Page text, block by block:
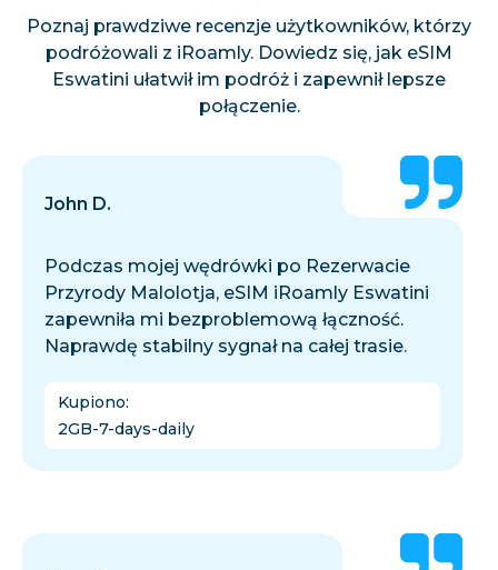
Poznaj prawdziwe recenzje użytkowników, którzy
podróżowali z iRoamly. Dowiedz się, jak eSIM
Eswatini ułatwił im podróż i zapewnił lepsze
połączenie.
John D.
Podczas mojej wędrówki po Rezerwacie
Przyrody Malolotja, eSIM iRoamly Eswatini
zapewniła mi bezproblemową łączność.
Naprawdę stabilny sygnał na całej trasie.
Kupiono:
2GB-7-days-daily